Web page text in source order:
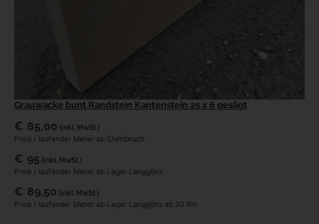
Grauwacke bunt Randstein Kantenstein 25 x 6 gesägt
€ 85,00 (inkl. MwSt.)
Preis / laufender Meter ab Steinbruch
€ 95 (inkl. MwSt.)
Preis / laufender Meter ab Lager Langgöns
€ 89,50 (inkl. MwSt.)
Preis / laufender Meter ab Lager Langgöns ab 20 lfm